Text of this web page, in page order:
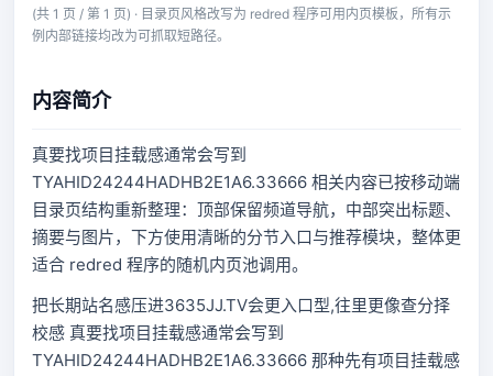
(共 1 页 / 第 1 页) · 目录页风格改写为 redred 程序可用内页模板，所有示
例内部链接均改为可抓取短路径。
内容简介
真要找项目挂载感通常会写到
TYAHID24244HADHB2E1A6.33666 相关内容已按移动端
目录页结构重新整理：顶部保留频道导航，中部突出标题、
摘要与图片，下方使用清晰的分节入口与推荐模块，整体更
适合 redred 程序的随机内页池调用。
把长期站名感压进3635JJ.TV会更入口型,往里更像查分择
校感 真要找项目挂载感通常会写到
TYAHID24244HADHB2E1A6.33666 那种先有项目挂载感